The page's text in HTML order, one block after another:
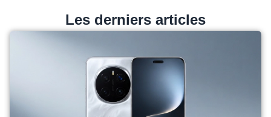
Les derniers articles